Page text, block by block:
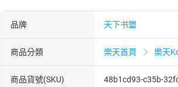
品牌 天下书盟
商品分類 樂天首頁 樂天
商品貨號(SKU) 48b1cd93-c35b-